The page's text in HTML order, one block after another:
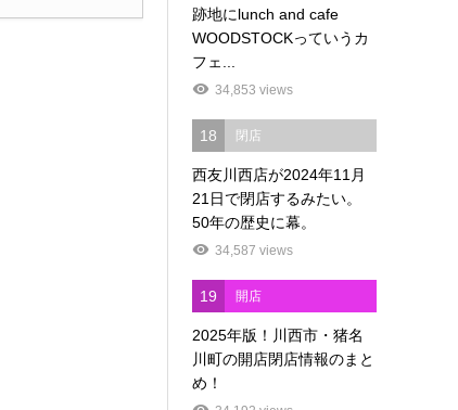
跡地にlunch and cafe
WOODSTOCKっていうカ
フェ...
34,853 views
18 閉店
西友川西店が2024年11月
21日で閉店するみたい。
50年の歴史に幕。
34,587 views
19 開店
2025年版！川西市・猪名
川町の開店閉店情報のまと
め！